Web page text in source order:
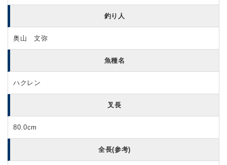
釣り人
奥山 文弥
魚種名
ハクレン
叉長
80.0cm
全長(参考)